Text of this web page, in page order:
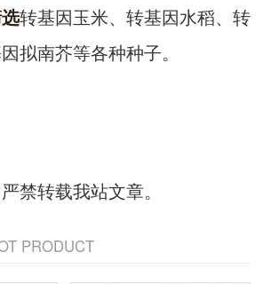
转基因玉米、转基因水稻、转
拟南芥等各种种子。
禁转载我站文章。
PRODUCT